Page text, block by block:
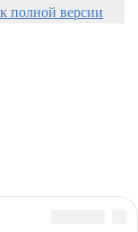
к полной версии